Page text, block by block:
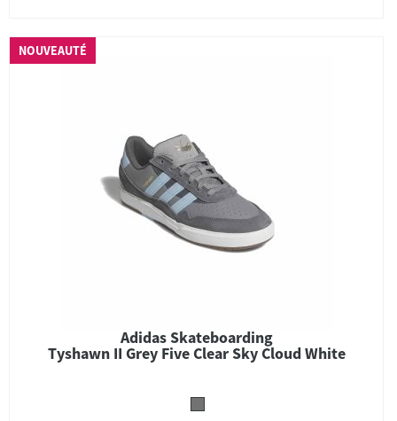
NOUVEAUTÉ
Adidas Skateboarding
Tyshawn II Grey Five Clear Sky Cloud White